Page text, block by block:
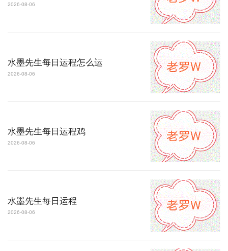
2026-08-06
水墨先生每日运程怎么运
2026-08-06
水墨先生每日运程鸡
2026-08-06
水墨先生每日运程
2026-08-06